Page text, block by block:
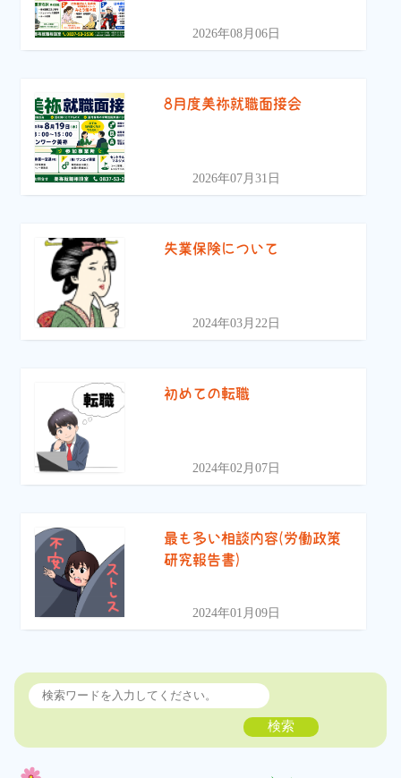
2026年08月06日
8月度美祢就職面接会
2026年07月31日
失業保険について
2024年03月22日
初めての転職
2024年02月07日
最も多い相談内容(労働政策
研究報告書)
2024年01月09日
検索